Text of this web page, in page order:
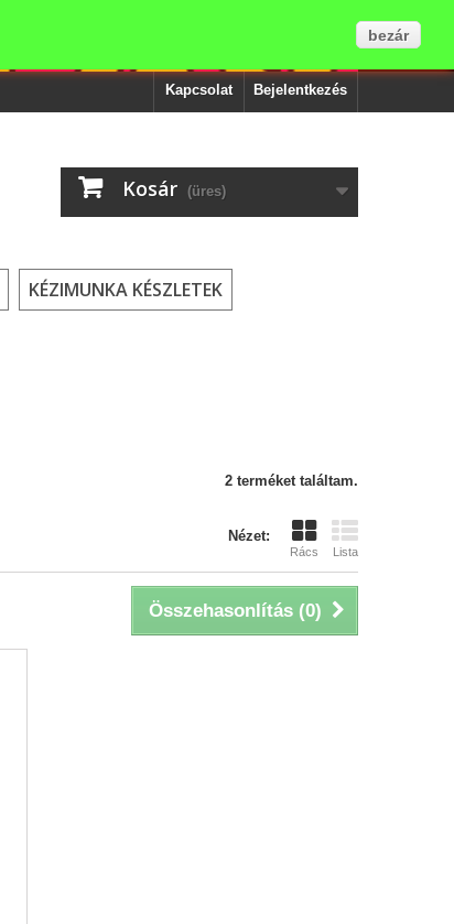
Bejelentkezés
Kapcsolat
Kosár (üres)
KÉZIMUNKA KÉSZLETEK
2 terméket találtam.
Nézet:
Rács Lista
Összehasonlítás (0)
bezár